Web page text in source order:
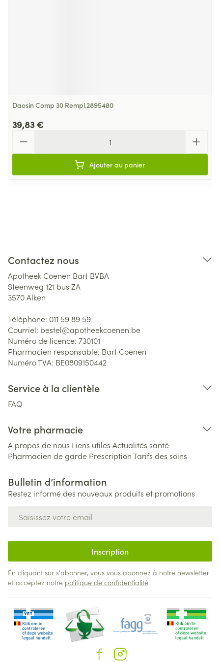
Daosin Comp 30 Rempl.2895480
39,83 €
Ajouter au panier
Contactez nous
Apotheek Coenen Bart BVBA
Steenweg 121 bus ZA
3570Alken
Téléphone: 011 59 89 59
Courriel: bestel@apotheekcoenen.be
Numéro de licence: 730101
Pharmacien responsable: Bart Coenen
Numéro TVA: BE0809150442
Service à la clientèle
FAQ
Votre pharmacie
A propos de nous Liens utiles Actualités santé
Pharmacien de garde PrescriptionTarifs des soins
Bulletin d’information
Restez informé des nouveaux produits et promotions
Inscription
En cliquant sur s'abonner, vous vous abonnez à notre newsletter
et acceptez notre politique de confidentialité.